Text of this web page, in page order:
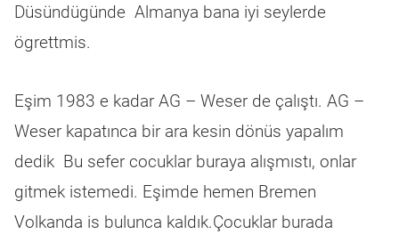
Düsündügünde Almanya bana iyi seylerde
ögrettmis.
Eşim 1983 e kadar AG – Weser de çalıştı. AG –
Weser kapatınca bir ara kesin dönüs yapalım
dedik Bu sefer cocuklar buraya alışmıstı, onlar
gitmek istemedi. Eşimde hemen Bremen
Volkanda is bulunca kaldık.Çocuklar burada